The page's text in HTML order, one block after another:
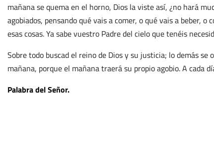
mañana se quema en el horno, Dios la viste así, ¿no hará
agobiados, pensando qué vais a comer, o qué vais a beber,
esas cosas. Ya sabe vuestro Padre del cielo que tenéis
Sobre todo buscad el reino de Dios y su justicia; lo demás
mañana, porque el mañana traerá su propio agobio. A cada
Palabra del Señor.